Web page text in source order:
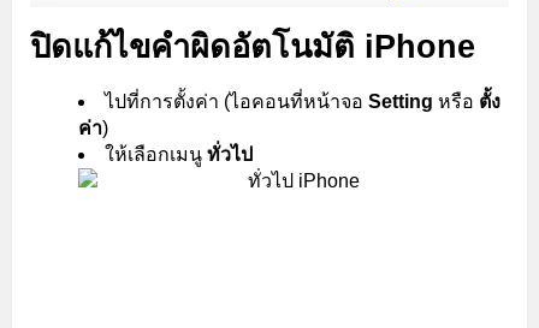
ปิดแก้ไขคำผิดอัตโนมัติ iPhone
ไปที่การตั้งค่า (ไอคอนที่หน้าจอ Setting หรือ ตั้ง
ค่า)
ให้เลือกเมนู ทั่วไป